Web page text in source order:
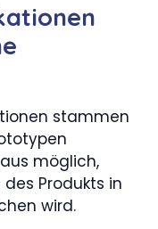
stammen
möglich,
Produkts in
wird.